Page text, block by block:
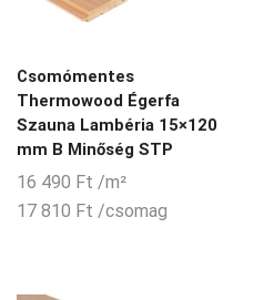
Csomómentes
Thermowood Égerfa
Szauna Lambéria 15×120
mm B Minőség STP
16 490 Ft /m²
17 810 Ft /csomag